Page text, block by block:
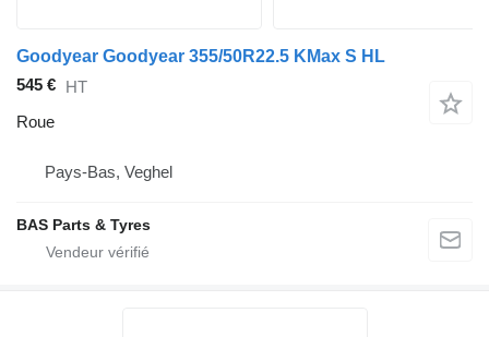
Goodyear Goodyear 355/50R22.5 KMax S HL
545 € HT
Roue
Pays-Bas, Veghel
BAS Parts & Tyres